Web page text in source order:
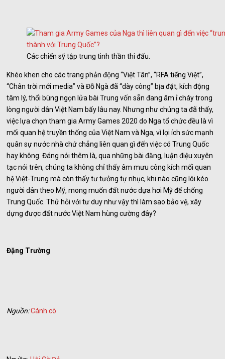
Các chiến sỹ tập trung tinh thần thi đấu.
Khéo khen cho các trang phản động “Việt Tân”, “RFA tiếng Việt”,
“Chân trời mới media” và Đỗ Ngà đã “dày công” bịa đặt, kích động
tâm lý, thổi bùng ngọn lửa bài Trung vốn sẵn đang âm ỉ cháy trong
lòng người dân Việt Nam bấy lâu nay. Nhưng như chúng ta đã thấy,
việc lựa chọn tham gia Army Games 2020 do Nga tổ chức đều là vì
mối quan hệ truyền thống của Việt Nam và Nga, vì lợi ích sức mạnh
quân sự nước nhà chứ chẳng liên quan gì đến việc có Trung Quốc
hay không. Đáng nói thêm là, qua những bài đăng, luận điệu xuyên
tạc nói trên, chúng ta không chỉ thấy âm mưu công kích mối quan
hệ Việt-Trung mà còn thấy tư tưởng tự nhục, khi nào cũng lôi kéo
người dân theo Mỹ, mong muốn đất nước dựa hơi Mỹ để chống
Trung Quốc. Thử hỏi với tư duy như vậy thì làm sao bảo vệ, xây
dựng được đất nước Việt Nam hùng cường đây?
Đặng Trường
Nguồn:Cánh cò